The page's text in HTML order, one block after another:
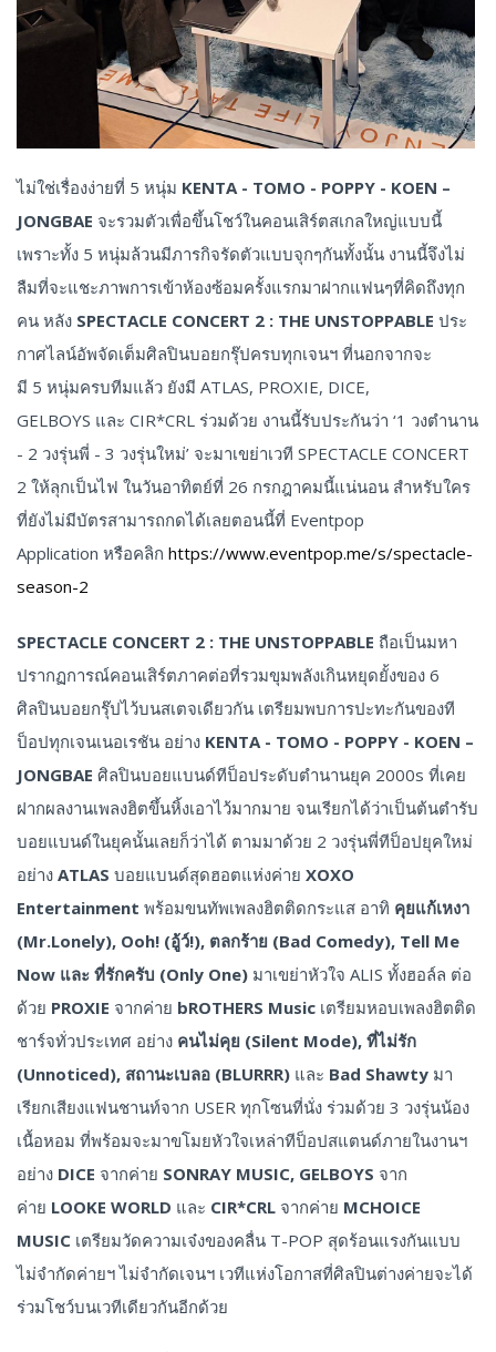
ไม่ใช่เรื่องง่ายที่ 5 หนุ่ม KENTA - TOMO - POPPY - KOEN –
JONGBAE จะรวมตัวเพื่อขึ้นโชว์ในคอนเสิร์ตสเกลใหญ่แบบนี้
เพราะทั้ง 5 หนุ่มล้วนมีภารกิจรัดตัวแบบจุกๆกันทั้งนั้น งานนี้จึงไม่
ลืมที่จะแชะภาพการเข้าห้องซ้อมครั้งแรกมาฝากแฟนๆที่คิดถึงทุก
คน หลัง SPECTACLE CONCERT 2 : THE UNSTOPPABLE ประ
กาศไลน์อัพจัดเต็มศิลปินบอยกรุ๊ปครบทุกเจนฯ ที่นอกจากจะ
มี 5 หนุ่มครบทีมแล้ว ยังมี ATLAS, PROXIE, DICE,
GELBOYS และ CIR*CRL ร่วมด้วย งานนี้รับประกันว่า ‘1 วงตำนาน
- 2 วงรุ่นพี่ - 3 วงรุ่นใหม่’ จะมาเขย่าเวที SPECTACLE CONCERT
2 ให้ลุกเป็นไฟ ในวันอาทิตย์ที่ 26 กรกฎาคมนี้แน่นอน สำหรับใคร
ที่ยังไม่มีบัตรสามารถกดได้เลยตอนนี้ที่ Eventpop
Application หรือคลิก https://www.eventpop.me/s/spectacle-
season-2
SPECTACLE CONCERT 2 : THE UNSTOPPABLE ถือเป็นมหา
ปรากฏการณ์คอนเสิร์ตภาคต่อที่รวมขุมพลังเกินหยุดยั้งของ 6
ศิลปินบอยกรุ๊ปไว้บนสเตจเดียวกัน เตรียมพบการปะทะกันของที
ป็อปทุกเจนเนอเรชัน อย่าง KENTA - TOMO - POPPY - KOEN –
JONGBAE ศิลปินบอยแบนด์ทีป็อประดับตำนานยุค 2000s ที่เคย
ฝากผลงานเพลงฮิตขึ้นหิ้งเอาไว้มากมาย จนเรียกได้ว่าเป็นต้นตำรับ
บอยแบนด์ในยุคนั้นเลยก็ว่าได้ ตามมาด้วย 2 วงรุ่นพี่ทีป็อปยุคใหม่
อย่าง ATLAS บอยแบนด์สุดฮอตแห่งค่าย XOXO
Entertainment พร้อมขนทัพเพลงฮิตติดกระแส อาทิ คุยแก้เหงา
(Mr.Lonely), Ooh! (อู้ว์!), ตลกร้าย (Bad Comedy), Tell Me
Now และ ที่รักครับ (Only One) มาเขย่าหัวใจ ALIS ทั้งฮอล์ล ต่อ
ด้วย PROXIE จากค่าย bROTHERS Music เตรียมหอบเพลงฮิตติด
ชาร์จทั่วประเทศ อย่าง คนไม่คุย (Silent Mode), ที่ไม่รัก
(Unnoticed), สถานะเบลอ (BLURRR) และ Bad Shawty มา
เรียกเสียงแฟนชานท์จาก USER ทุกโซนที่นั่ง ร่วมด้วย 3 วงรุ่นน้อง
เนื้อหอม ที่พร้อมจะมาขโมยหัวใจเหล่าทีป็อปสแตนด์ภายในงานฯ
อย่าง DICE จากค่าย SONRAY MUSIC, GELBOYS จาก
ค่าย LOOKE WORLD และ CIR*CRL จากค่าย MCHOICE
MUSIC เตรียมวัดความเจ๋งของคลื่น T-POP สุดร้อนแรงกันแบบ
ไม่จำกัดค่ายฯ ไม่จำกัดเจนฯ เวทีแห่งโอกาสที่ศิลปินต่างค่ายจะได้
ร่วมโชว์บนเวทีเดียวกันอีกด้วย